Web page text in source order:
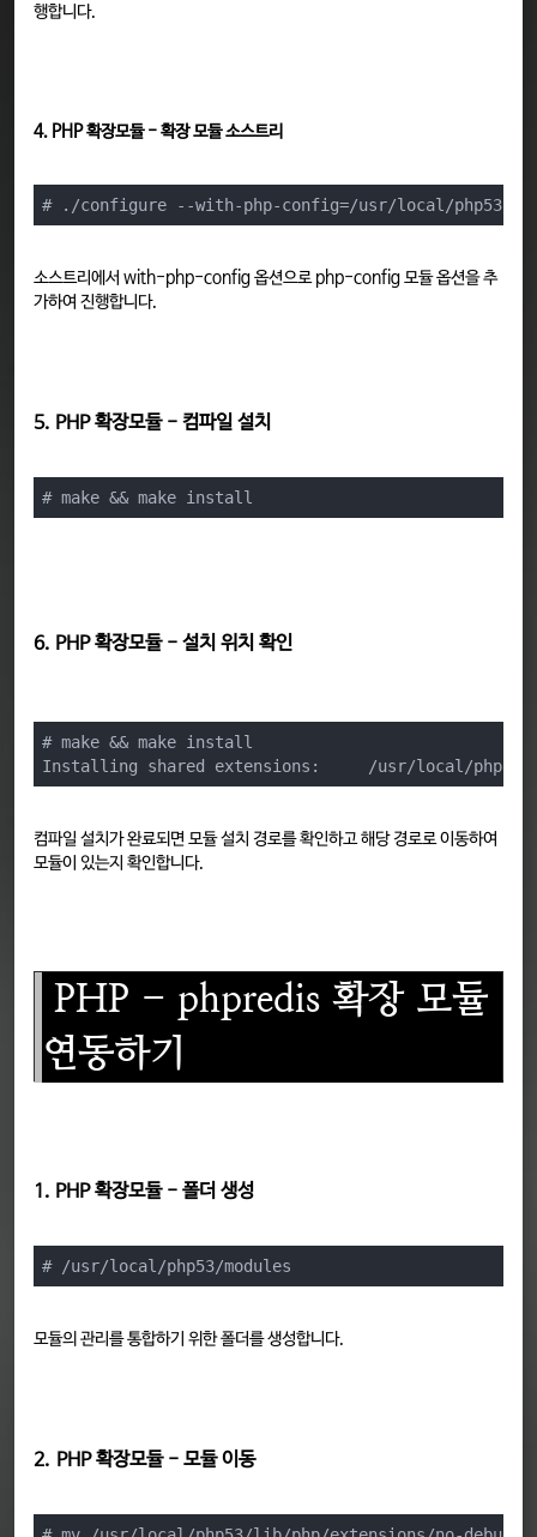
행합니다.
4. PHP 확장모듈 - 확장 모듈 소스트리
# ./configure --with-php-config=/usr/local/php53/
소스트리에서 with-php-config 옵션으로 php-config 모듈 옵션을 추
가하여 진행합니다.
5. PHP 확장모듈 - 컴파일 설치
# make && make install
6. PHP 확장모듈 - 설치 위치 확인
# make && make install
Installing shared extensions:     /usr/local/php53/
컴파일 설치가 완료되면 모듈 설치 경로를 확인하고 해당 경로로 이동하여
모듈이 있는지 확인합니다.
PHP - phpredis 확장 모듈
연동하기
1. PHP 확장모듈 - 폴더 생성
# /usr/local/php53/modules
모듈의 관리를 통합하기 위한 폴더를 생성합니다.
2. PHP 확장모듈 - 모듈 이동